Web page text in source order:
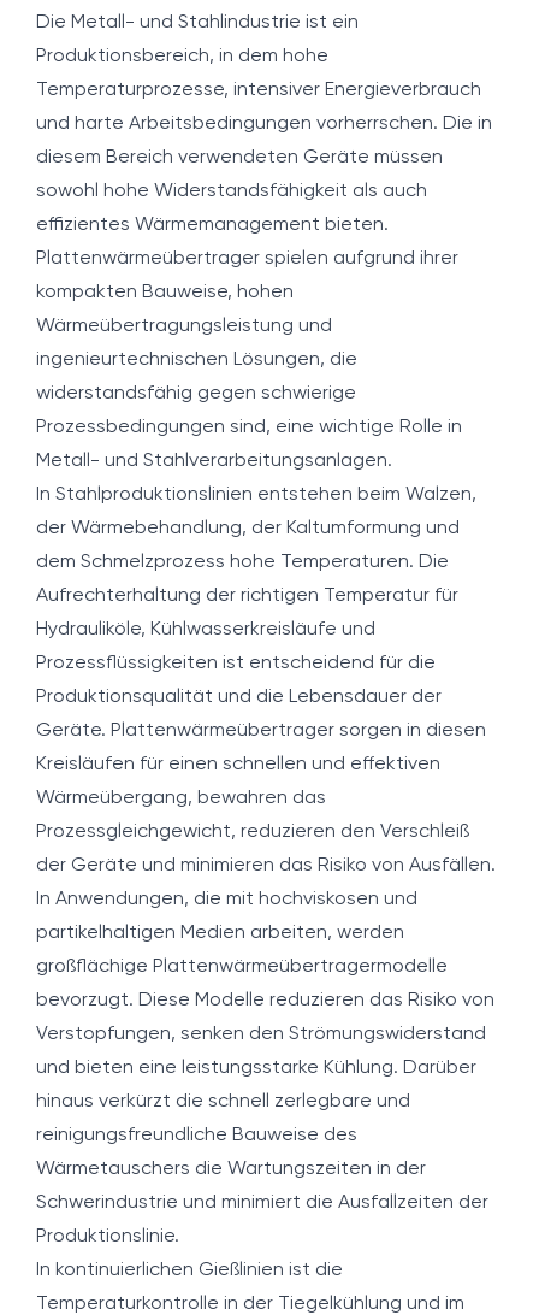
Die Metall- und Stahlindustrie ist ein
Produktionsbereich, in dem hohe
Temperaturprozesse, intensiver Energieverbrauch
und harte Arbeitsbedingungen vorherrschen. Die in
diesem Bereich verwendeten Geräte müssen
sowohl hohe Widerstandsfähigkeit als auch
effizientes Wärmemanagement bieten.
Plattenwärmeübertrager spielen aufgrund ihrer
kompakten Bauweise, hohen
Wärmeübertragungsleistung und
ingenieurtechnischen Lösungen, die
widerstandsfähig gegen schwierige
Prozessbedingungen sind, eine wichtige Rolle in
Metall- und Stahlverarbeitungsanlagen.
In Stahlproduktionslinien entstehen beim Walzen,
der Wärmebehandlung, der Kaltumformung und
dem Schmelzprozess hohe Temperaturen. Die
Aufrechterhaltung der richtigen Temperatur für
Hydrauliköle, Kühlwasserkreisläufe und
Prozessflüssigkeiten ist entscheidend für die
Produktionsqualität und die Lebensdauer der
Geräte. Plattenwärmeübertrager sorgen in diesen
Kreisläufen für einen schnellen und effektiven
Wärmeübergang, bewahren das
Prozessgleichgewicht, reduzieren den Verschleiß
der Geräte und minimieren das Risiko von Ausfällen.
In Anwendungen, die mit hochviskosen und
partikelhaltigen Medien arbeiten, werden
großflächige Plattenwärmeübertragermodelle
bevorzugt. Diese Modelle reduzieren das Risiko von
Verstopfungen, senken den Strömungswiderstand
und bieten eine leistungsstarke Kühlung. Darüber
hinaus verkürzt die schnell zerlegbare und
reinigungsfreundliche Bauweise des
Wärmetauschers die Wartungszeiten in der
Schwerindustrie und minimiert die Ausfallzeiten der
Produktionslinie.
In kontinuierlichen Gießlinien ist die
Temperaturkontrolle in der Tiegelkühlung und im